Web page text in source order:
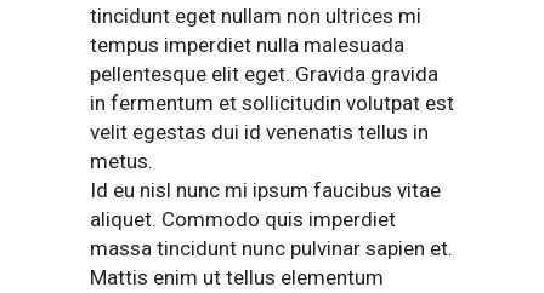
tincidunt eget nullam non ultrices mi
tempus imperdiet nulla malesuada
pellentesque elit eget. Gravida gravida
in fermentum et sollicitudin volutpat est
velit egestas dui id venenatis tellus in
metus.
Id eu nisl nunc mi ipsum faucibus vitae
aliquet. Commodo quis imperdiet
massa tincidunt nunc pulvinar sapien et.
Mattis enim ut tellus elementum